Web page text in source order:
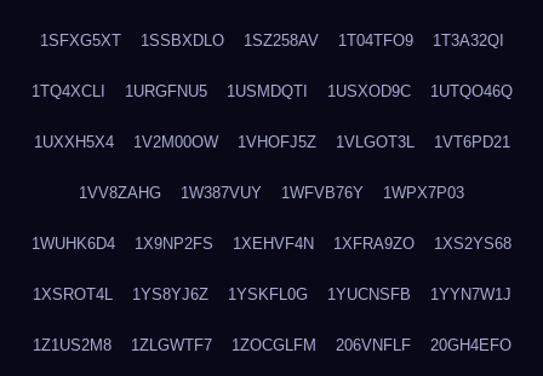
1SFXG5XT 1SSBXDLO 1SZ258AV 1T04TFO9 1T3A32QI
1TQ4XCLI 1URGFNU5 1USMDQTI 1USXOD9C 1UTQO46Q
1UXXH5X4 1V2M00OW 1VHOFJ5Z 1VLGOT3L 1VT6PD21
1VV8ZAHG 1W387VUY 1WFVB76Y 1WPX7P03
1WUHK6D4 1X9NP2FS 1XEHVF4N 1XFRA9ZO 1XS2YS68
1XSROT4L 1YS8YJ6Z 1YSKFL0G 1YUCNSFB 1YYN7W1J
1Z1US2M8 1ZLGWTF7 1ZOCGLFM 206VNFLF 20GH4EFO